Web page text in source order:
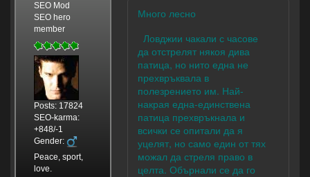
SEO Mod
SEO hero
member
Posts: 17824
SEO-karma:
+848/-1
Gender:
Peace, sport,
love.
Много лесно
Ловджии чакали с часове
да отстрелят някоя дива
патица, но нито една не
прехвръквала в
полезрението им. Най-
накрая една-единствена
патица прехвръкнала и
всички се опитали да я
уцелят, но само един от тях
можал да стреля право в
целта. Обърнали се да го